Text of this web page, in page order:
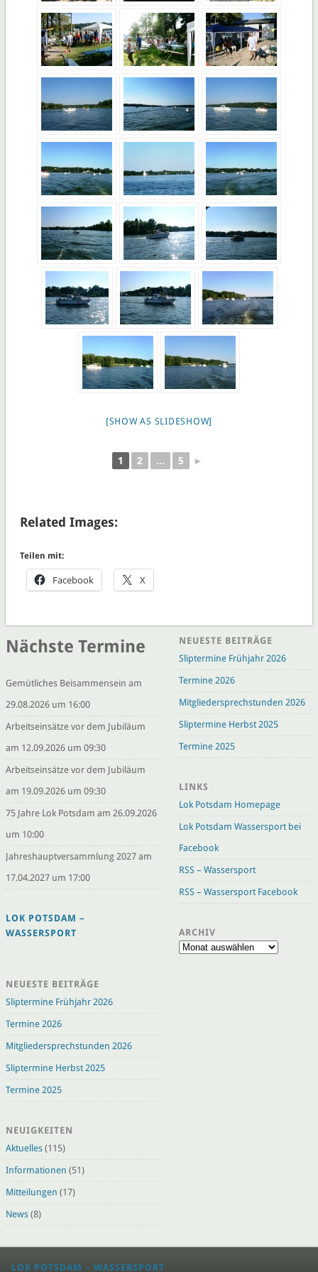
[SHOW AS SLIDESHOW]
1 2 ... 5 ►
Related Images:
Teilen mit:
Facebook X
Nächste Termine
Gemütliches Beisammensein am
29.08.2026 um 16:00
Arbeitseinsätze vor dem Jubiläum
am 12.09.2026 um 09:30
Arbeitseinsätze vor dem Jubiläum
am 19.09.2026 um 09:30
75 Jahre Lok Potsdam am 26.09.2026
um 10:00
Jahreshauptversammlung 2027 am
17.04.2027 um 17:00
LOK POTSDAM –
WASSERSPORT
NEUESTE BEITRÄGE
Sliptermine Frühjahr 2026
Termine 2026
Mitgliedersprechstunden 2026
Sliptermine Herbst 2025
Termine 2025
NEUIGKEITEN
Aktuelles(115)
Informationen (51)
Mitteilungen (17)
News(8)
NEUESTE BEITRÄGE
Sliptermine Frühjahr 2026
Termine 2026
Mitgliedersprechstunden 2026
Sliptermine Herbst 2025
Termine 2025
LINKS
Lok Potsdam Homepage
Lok Potsdam Wassersport bei
Facebook
RSS – Wassersport
RSS – Wassersport Facebook
ARCHIV
Archiv
LOK POTSDAM – WASSERSPORT